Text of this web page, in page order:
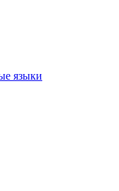
языки